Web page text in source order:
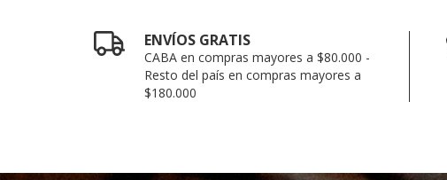
ENVÍOS GRATIS
CABA en compras mayores a $80.000 -
Resto del país en compras mayores a
$180.000